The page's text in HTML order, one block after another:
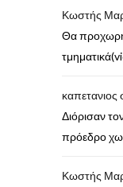
Κωστής
Θα
καπετανιος
Διόρισαν
πρόεδρο
Κωστής